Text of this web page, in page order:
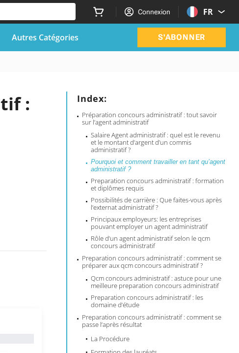
Connexion FR
Autres Catégories S'ABONNER
Index:
Préparation concours administratif : tout savoir
sur l’agent administratif
Salaire Agent administratif : quel est le revenu
et le montant d’argent d’un commis
administratif ?
Pourquoi et comment travailler en tant qu’agent
administratif ?
Preparation concours administratif : formation
et diplômes requis
Possibilités de carrière : Que faites-vous après
l’externat administratif ?
Principaux employeurs: les entreprises
pouvant employer un agent administratif
Rôle d’un agent administratif selon le qcm
concours administratif
Preparation concours administratif : comment se
préparer aux qcm concours administratif ?
Qcm concours administratif : astuce pour une
meilleure preparation concours administratif
Preparation concours administratif : les
domaine d’étude
Preparation concours administratif : comment se
passe l’après résultat
La Procédure
: